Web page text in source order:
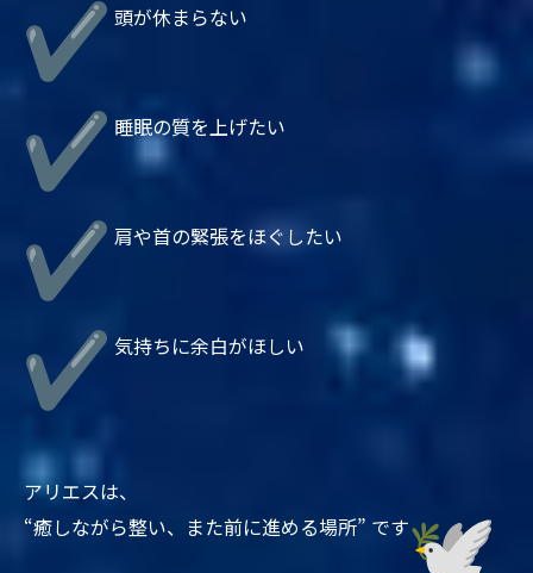
頭が休まらない
睡眠の質を上げたい
肩や首の緊張をほぐしたい
気持ちに余白がほしい
アリエスは、
“癒しながら整い、また前に進める場所” です